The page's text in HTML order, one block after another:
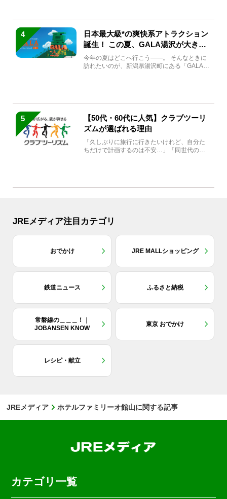
4
日本最大級*の爽快系アトラクション
誕生！ この夏、GALA湯沢が大きく
生まれ変わる
今年の夏はどこへ行こう――。 そんなときに
訪れたいのが、新潟県湯沢町にある「GALA湯
5
【50代・60代に人気】クラブツーリ
ズムが選ばれる理由
「久しぶりに旅行に行きたいけれど、自分た
ちだけで計画するのは不安…」「同世代の方
JREメディア注目カテゴリ
おでかけ JRE MALLショッピング
鉄道ニュース ふるさと納税
常磐線の＿＿＿！｜
JOBANSEN KNOW
東京 おでかけ
レシピ・献立
JREメディア ホテルファミリーオ館山に関する記事
カテゴリ一覧